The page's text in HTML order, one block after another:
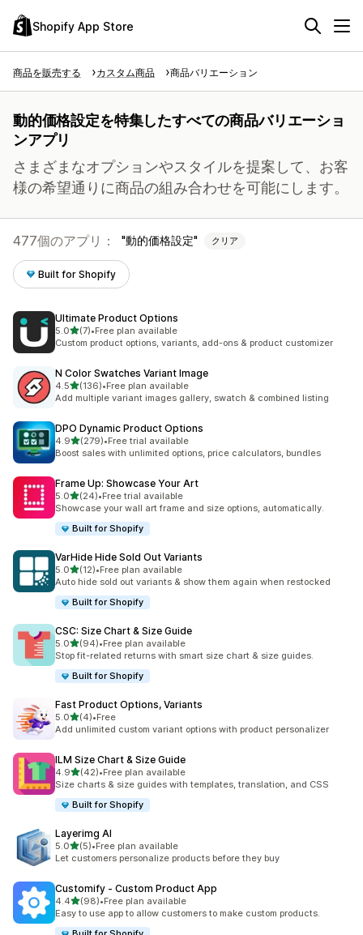
Shopify App Store
商品を販売する カスタム商品 商品バリエーション
動的価格設定を特集したすべての商品バリエーショ
ンアプリ
さまざまなオプションやスタイルを提案して、お客
様の希望通りに商品の組み合わせを可能にします。
477個のアプリ： 動的価格設定 クリア
Built for Shopify
Ultimate Product Options
5.05つ星中
(7)
合計レビュー数：7件
•Free plan available
Custom product options, variants, add-ons & product customizer
N Color Swatches Variant Image
4.55つ星中
(136)
合計レビュー数：136件
•Free plan available
Add multiple variant images gallery, swatch & combined listing
DPO Dynamic Product Options
4.95つ星中
(279)
合計レビュー数：279件
•Free trial available
Boost sales with unlimited options, price calculators, bundles
Frame Up: Showcase Your Art
5.05つ星中
(24)
合計レビュー数：24件
•Free trial available
Showcase your wall art frame and size options, automatically.
Built for Shopify
VarHide Hide Sold Out Variants
5.05つ星中
(12)
合計レビュー数：12件
•Free plan available
Auto hide sold out variants & show them again when restocked
Built for Shopify
CSC: Size Chart & Size Guide
5.05つ星中
(94)
合計レビュー数：94件
•Free plan available
Stop fit-related returns with smart size chart & size guides.
Built for Shopify
Fast Product Options, Variants
5.05つ星中
(4)
合計レビュー数：4件
•Free
Add unlimited custom variant options with product personalizer
ILM Size Chart & Size Guide
4.95つ星中
(42)
合計レビュー数：42件
•Free plan available
Size charts & size guides with templates, translation, and CSS
Built for Shopify
Layerimg AI
5.05つ星中
(5)
合計レビュー数：5件
•Free plan available
Let customers personalize products before they buy
Customify ‑ Custom Product App
4.45つ星中
(98)
合計レビュー数：98件
•Free plan available
Easy to use app to allow customers to make custom products.